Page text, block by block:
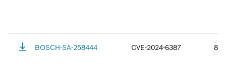
BOSCH-SA-258444 CVE-2024-6387 8.1